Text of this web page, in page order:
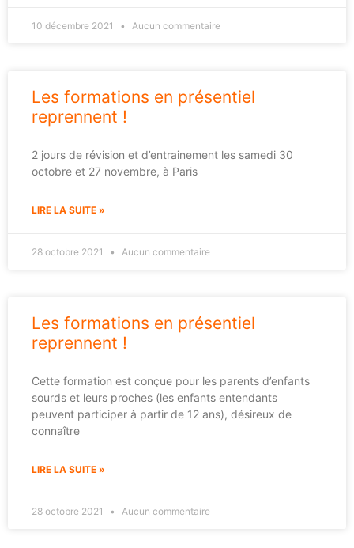
10 décembre 2021 Aucun commentaire
Les formations en présentiel
reprennent !
2 jours de révision et d’entrainement les samedi 30
octobre et 27 novembre, à Paris
LIRE LA SUITE »
28 octobre 2021 Aucun commentaire
Les formations en présentiel
reprennent !
Cette formation est conçue pour les parents d’enfants
sourds et leurs proches (les enfants entendants
peuvent participer à partir de 12 ans), désireux de
connaître
LIRE LA SUITE »
28 octobre 2021 Aucun commentaire